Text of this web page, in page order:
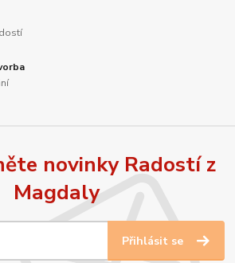
novinky Radostí z
Magdaly
Přihlásit se